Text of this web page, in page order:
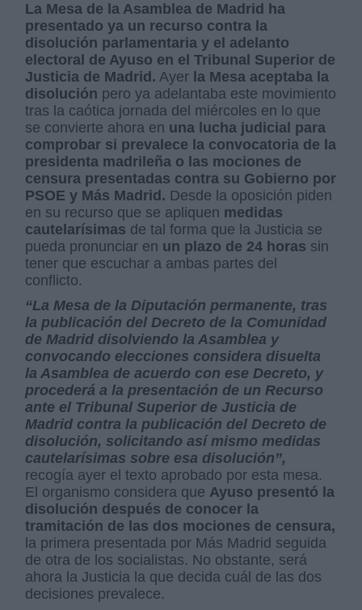
La Mesa de la Asamblea de Madrid ha
presentado ya un recurso contra la
disolución parlamentaria y el adelanto
electoral de Ayuso en el Tribunal Superior de
Justicia de Madrid. Ayer la Mesa aceptaba la
disolución pero ya adelantaba este movimiento
tras la caótica jornada del miércoles en lo que
se convierte ahora en una lucha judicial para
comprobar si prevalece la convocatoria de la
presidenta madrileña o las mociones de
censura presentadas contra su Gobierno por
PSOE y Más Madrid. Desde la oposición piden
en su recurso que se apliquen medidas
cautelarísimas de tal forma que la Justicia se
pueda pronunciar en un plazo de 24 horas sin
tener que escuchar a ambas partes del
conflicto.
“La Mesa de la Diputación permanente, tras
la publicación del Decreto de la Comunidad
de Madrid disolviendo la Asamblea y
convocando elecciones considera disuelta
la Asamblea de acuerdo con ese Decreto, y
procederá a la presentación de un Recurso
ante el Tribunal Superior de Justicia de
Madrid contra la publicación del Decreto de
disolución, solicitando así mismo medidas
cautelarísimas sobre esa disolución”,
recogía ayer el texto aprobado por esta mesa.
El organismo considera que Ayuso presentó la
disolución después de conocer la
tramitación de las dos mociones de censura,
la primera presentada por Más Madrid seguida
de otra de los socialistas. No obstante, será
ahora la Justicia la que decida cuál de las dos
decisiones prevalece.